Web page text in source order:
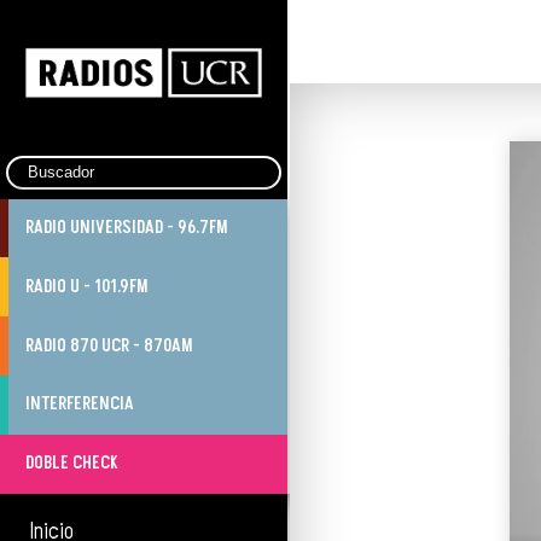
RADIO UNIVERSIDAD - 96.7FM
RADIO U - 101.9FM
RADIO 870 UCR - 870AM
INTERFERENCIA
DOBLE CHECK
Inicio